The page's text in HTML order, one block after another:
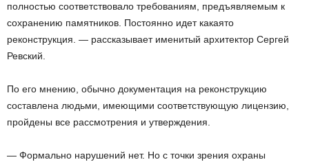
полностью соответствовало требованиям, предъявляемым к
сохранению памятников. Постоянно идет какая­то
реконструкция. — рассказывает именитый архитектор Сергей
Ревский.
По его мнению, обычно документация на реконструкцию
составлена людьми, имеющими соответствующую лицензию,
пройдены все рассмотрения и утверждения.
— Формально нарушений нет. Но с точки зрения охраны